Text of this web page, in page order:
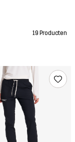
19 Producten